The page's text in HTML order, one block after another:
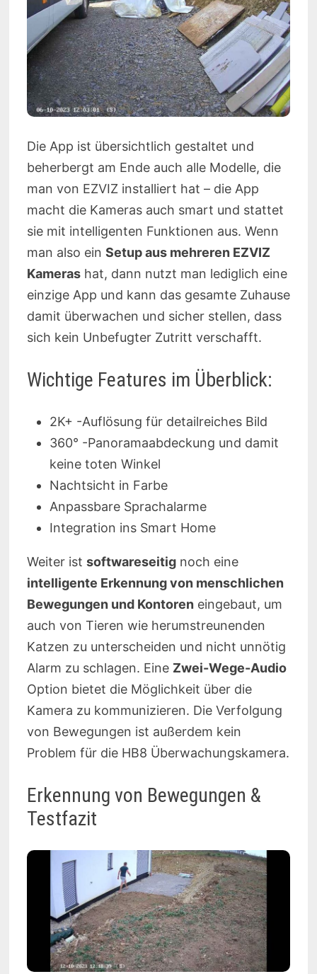
Die App ist übersichtlich gestaltet und
beherbergt am Ende auch alle Modelle, die
man von EZVIZ installiert hat – die App
macht die Kameras auch smart und stattet
sie mit intelligenten Funktionen aus. Wenn
man also ein Setup aus mehreren EZVIZ
Kamerashat, dann nutzt man lediglich eine
einzige App und kann das gesamte Zuhause
damit überwachen und sicher stellen, dass
sich kein Unbefugter Zutritt verschafft.
Wichtige Features im Überblick:
2K+ -Auflösung für detailreiches Bild
360° -Panoramaabdeckung und damit
keine toten Winkel
Nachtsicht in Farbe
Anpassbare Sprachalarme
Integration ins Smart Home
Weiter ist softwareseitignoch eine
intelligente Erkennung von menschlichen
Bewegungen und Kontoren eingebaut, um
auch von Tieren wie herumstreunenden
Katzen zu unterscheiden und nicht unnötig
Alarm zu schlagen. Eine Zwei-Wege-Audio
Option bietet die Möglichkeit über die
Kamera zu kommunizieren. Die Verfolgung
von Bewegungen ist außerdem kein
Problem für die HB8 Überwachungskamera.
Erkennung von Bewegungen &
Testfazit